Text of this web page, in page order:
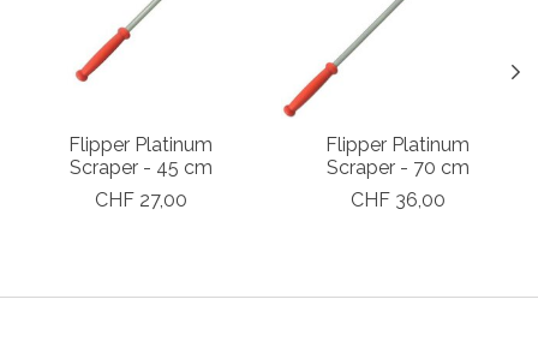
Flipper Platinum
Scraper - 45 cm
CHF 27,00
Flipper Platinum
Scraper - 70 cm
CHF 36,00